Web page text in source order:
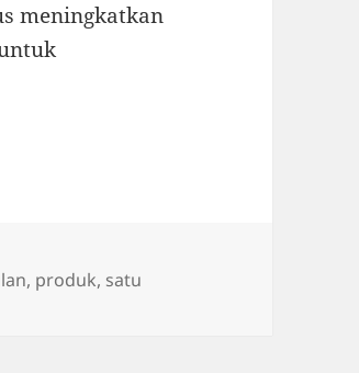
meningkatkan
, produk, satu